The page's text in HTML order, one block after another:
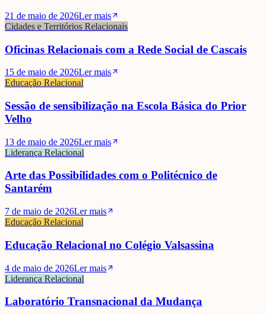
21 de maio de 2026Ler mais
Cidades e Territórios Relacionais
Oficinas Relacionais com a Rede Social de Cascais
15 de maio de 2026Ler mais
Educação Relacional
Sessão de sensibilização na Escola Básica do Prior
Velho
13 de maio de 2026Ler mais
Liderança Relacional
Arte das Possibilidades com o Politécnico de
Santarém
7 de maio de 2026Ler mais
Educação Relacional
Educação Relacional no Colégio Valsassina
4 de maio de 2026Ler mais
Liderança Relacional
Laboratório Transnacional da Mudança